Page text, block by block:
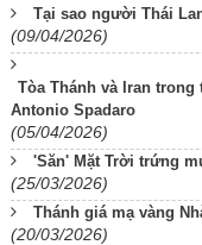
Tại sao người Thái
(09/04/2026)
Tòa Thánh và Iran
Antonio Spadaro
(05/04/2026)
'Săn' Mặt Trời trứng
(25/03/2026)
Thánh giá mạ vàng
(20/03/2026)